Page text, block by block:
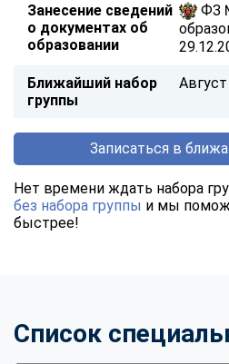
Занесение сведений
о документах об
образовании
ФЗ
Ближайший набор
группы
Записаться в
Нет времени ждать набора
без набора группы и мы
быстрее!
Список